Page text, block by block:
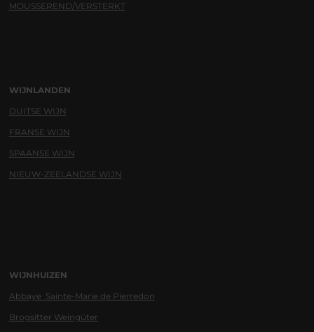
MOUSSEREND/VERSTERKT
WIJNLANDEN
DUITSE WIJN
FRANSE WIJN
SPAANSE WIJN
NIEUW-ZEELANDSE WIJN
WIJNHUIZEN
Abbaye Sainte-Marie de Pierredon
Brogsitter Weingüter